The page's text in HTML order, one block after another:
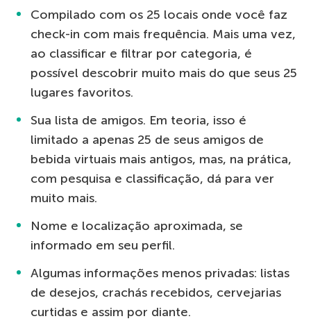
Compilado com os 25 locais onde você faz
check-in com mais frequência. Mais uma vez,
ao classificar e filtrar por categoria, é
possível descobrir muito mais do que seus 25
lugares favoritos.
Sua lista de amigos. Em teoria, isso é
limitado a apenas 25 de seus amigos de
bebida virtuais mais antigos, mas, na prática,
com pesquisa e classificação, dá para ver
muito mais.
Nome e localização aproximada, se
informado em seu perfil.
Algumas informações menos privadas: listas
de desejos, crachás recebidos, cervejarias
curtidas e assim por diante.